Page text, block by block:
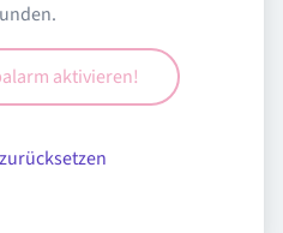
aktivieren!